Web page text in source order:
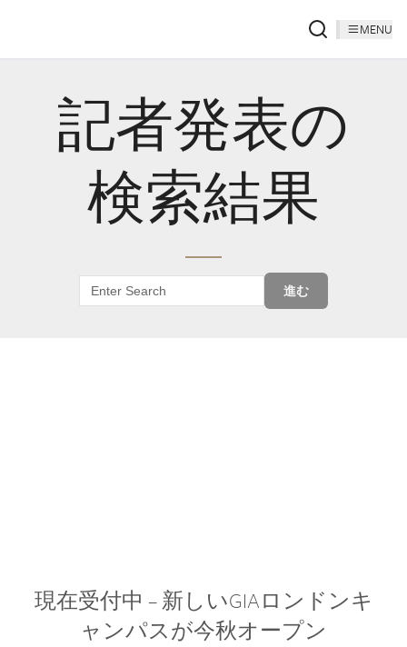
MENU
記者発表の
検索結果
進む
現在受付中 – 新しいGIAロンドンキ
ャンパスが今秋オープン